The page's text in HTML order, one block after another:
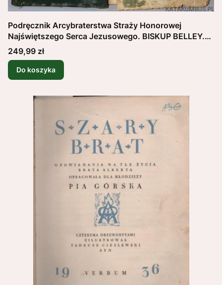
Podręcznik Arcybraterstwa Straży Honorowej
Najświętszego Serca Jezusowego. BISKUP BELLEY.
1882 r. (j. francuski)
Cena
249,99 zł
Do koszyka